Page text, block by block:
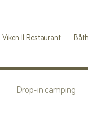
Viken II Restaurant
Drop-in camping